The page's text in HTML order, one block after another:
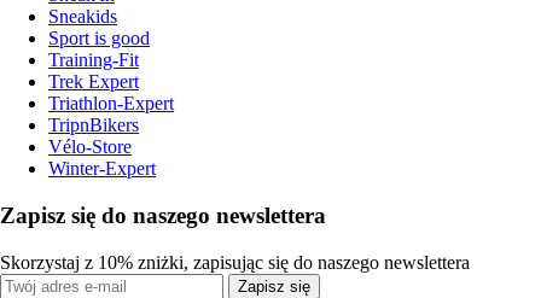
Sneakids
Sport is good
Training-Fit
Trek Expert
Triathlon-Expert
TripnBikers
Vélo-Store
Winter-Expert
Zapisz się do naszego newslettera
Skorzystaj z 10% zniżki, zapisując się do naszego newslettera
Zapisz się